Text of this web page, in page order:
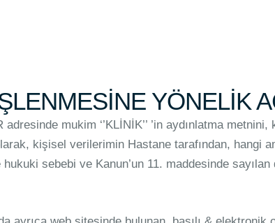
YÖNELİK
mukim ‘’KLİNİK’’ ’in aydınlatma
kişisel verilerimin Hastane tarafından,
sebebi ve Kanun’un 11. maddesinde